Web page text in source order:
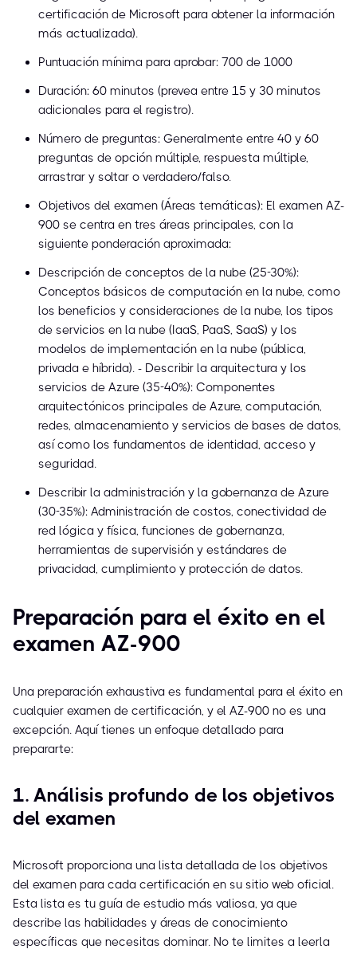
certificación de Microsoft para obtener la información
más actualizada).
Puntuación mínima para aprobar: 700 de 1000
Duración: 60 minutos (prevea entre 15 y 30 minutos
adicionales para el registro).
Número de preguntas: Generalmente entre 40 y 60
preguntas de opción múltiple, respuesta múltiple,
arrastrar y soltar o verdadero/falso.
Objetivos del examen (Áreas temáticas): El examen AZ-
900 se centra en tres áreas principales, con la
siguiente ponderación aproximada:
Descripción de conceptos de la nube (25-30%):
Conceptos básicos de computación en la nube, como
los beneficios y consideraciones de la nube, los tipos
de servicios en la nube (IaaS, PaaS, SaaS) y los
modelos de implementación en la nube (pública,
privada e híbrida). - Describir la arquitectura y los
servicios de Azure (35-40%): Componentes
arquitectónicos principales de Azure, computación,
redes, almacenamiento y servicios de bases de datos,
así como los fundamentos de identidad, acceso y
seguridad.
Describir la administración y la gobernanza de Azure
(30-35%): Administración de costos, conectividad de
red lógica y física, funciones de gobernanza,
herramientas de supervisión y estándares de
privacidad, cumplimiento y protección de datos.
Preparación para el éxito en el
examen AZ-900
Una preparación exhaustiva es fundamental para el éxito en
cualquier examen de certificación, y el AZ-900 no es una
excepción. Aquí tienes un enfoque detallado para
prepararte:
1. Análisis profundo de los objetivos
del examen
Microsoft proporciona una lista detallada de los objetivos
del examen para cada certificación en su sitio web oficial.
Esta lista es tu guía de estudio más valiosa, ya que
describe las habilidades y áreas de conocimiento
específicas que necesitas dominar. No te limites a leerla